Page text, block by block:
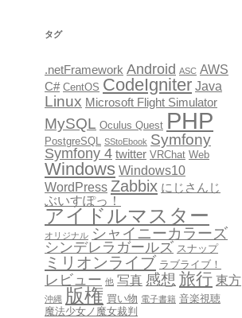
タグ
.netFramework Android ASC AWS
C# CentOS CodeIgniter Java
Linux Microsoft Flight Simulator
MySQL Oculus Quest PHP
PostgreSQL SStoEbook Symfony
Symfony 4 twitter VRChat Web
Windows Windows10
WordPress Zabbix にじさんじ
ぶいすぽっ！
アイドルマスター
オリジナル シャイニーカラーズ
シンデレラガールズ スナップ
ミリオンライブ ラブライブ！
レビュー 他 写真 感想 旅行 東方
沖縄 版権 買い物 電子書籍 音楽視聴
魔法少女ノ魔女裁判